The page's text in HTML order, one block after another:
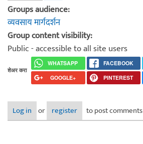
Groups audience:
व्यवसाय मार्गदर्शन
Group content visibility:
Public - accessible to all site users
शेअर करा
WHATSAPP FACEBOOK
GOOGLE+
PINTEREST
Log in or register to post comments